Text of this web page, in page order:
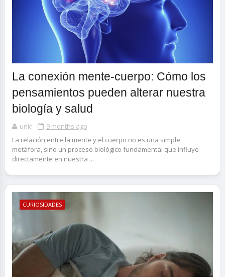
La conexión mente-cuerpo: Cómo los
pensamientos pueden alterar nuestra
biología y salud
unk!
9 months ago
La relación entre la mente y el cuerpo no es una simple
metáfora, sino un proceso biológico fundamental que influye
directamente en nuestra ...
CURIOSIDADES